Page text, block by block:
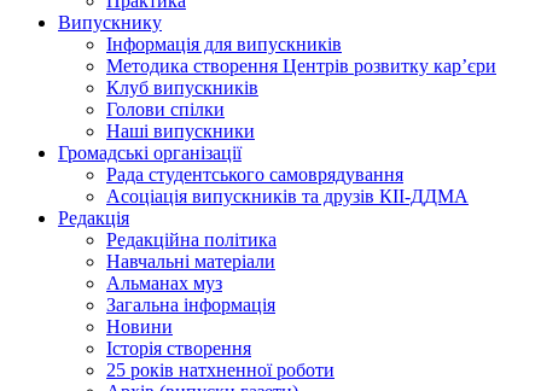
Випускнику
Інформація для випускників
Методика створення Центрів розвитку кар’єри
Клуб випускників
Голови спілки
Наші випускники
Громадські організації
Рада студентського самоврядування
Асоціація випускників та друзів КІІ-ДДМА
Редакція
Редакційна політика
Навчальні матеріали
Альманах муз
Загальна інформація
Новини
Історія створення
25 років натхненної роботи